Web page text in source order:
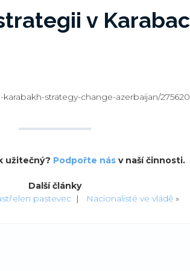
v
strategy-change-azerbaijan/
užitečný? Podpořte nás v naší činnosti.
Další články
pastevec| Nacionalisté ve vládě»